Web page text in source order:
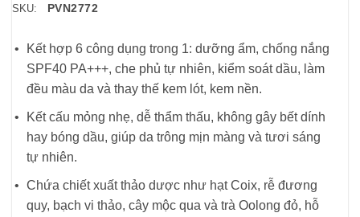
SKU: PVN2772
Kết hợp 6 công dụng trong 1: dưỡng ẩm, chống nắng
SPF40 PA+++, che phủ tự nhiên, kiểm soát dầu, làm
đều màu da và thay thế kem lót, kem nền.
Kết cấu mỏng nhẹ, dễ thẩm thấu, không gây bết dính
hay bóng dầu, giúp da trông mịn màng và tươi sáng
tự nhiên.
Chứa chiết xuất thảo dược như hạt Coix, rễ đương
quy, bạch vi thảo, cây mộc qua và trà Oolong đỏ, hỗ